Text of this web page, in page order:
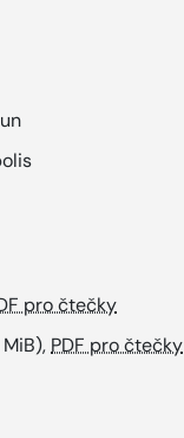
pro čtečky
PDF pro čtečky